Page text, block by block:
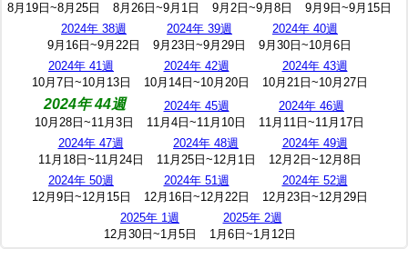
8月19日~8月25日
8月26日~9月1日
9月2日~9月8日
9月9日~9月15日
2024年 38週
9月16日~9月22日
2024年 39週
9月23日~9月29日
2024年 40週
9月30日~10月6日
2024年 41週
10月7日~10月13日
2024年 42週
10月14日~10月20日
2024年 43週
10月21日~10月27日
2024年 44週
10月28日~11月3日
2024年 45週
11月4日~11月10日
2024年 46週
11月11日~11月17日
2024年 47週
11月18日~11月24日
2024年 48週
11月25日~12月1日
2024年 49週
12月2日~12月8日
2024年 50週
12月9日~12月15日
2024年 51週
12月16日~12月22日
2024年 52週
12月23日~12月29日
2025年 1週
12月30日~1月5日
2025年 2週
1月6日~1月12日